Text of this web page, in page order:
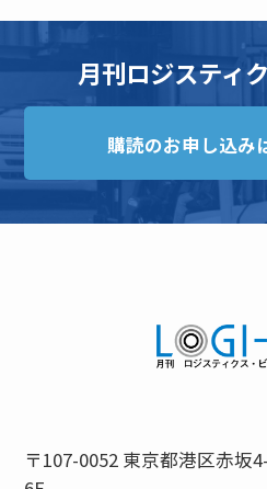
月刊ロジスティ
購読のお申し込み
〒107-0052 東京都港区赤坂